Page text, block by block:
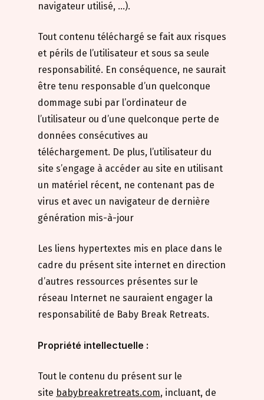
navigateur utilisé, …).
Tout contenu téléchargé se fait aux risques
et périls de l’utilisateur et sous sa seule
responsabilité. En conséquence, ne saurait
être tenu responsable d’un quelconque
dommage subi par l’ordinateur de
l’utilisateur ou d’une quelconque perte de
données consécutives au
téléchargement. De plus, l’utilisateur du
site s’engage à accéder au site en utilisant
un matériel récent, ne contenant pas de
virus et avec un navigateur de dernière
génération mis-à-jour
Les liens hypertextes mis en place dans le
cadre du présent site internet en direction
d’autres ressources présentes sur le
réseau Internet ne sauraient engager la
responsabilité de Baby Break Retreats.
Propriété intellectuelle :
Tout le contenu du présent sur le
site babybreakretreats.com, incluant, de